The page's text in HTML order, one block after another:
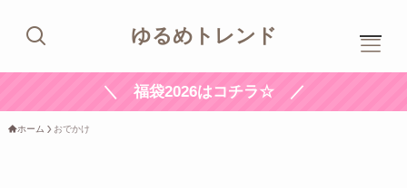
ゆるめトレンド
＼ 福袋2026はコチラ☆ ／
ホーム おでかけ